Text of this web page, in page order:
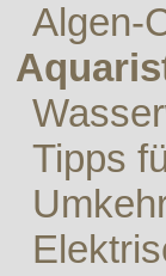
Algen-
Tipps